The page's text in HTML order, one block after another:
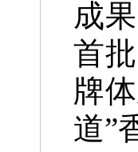
成
首
牌
道”